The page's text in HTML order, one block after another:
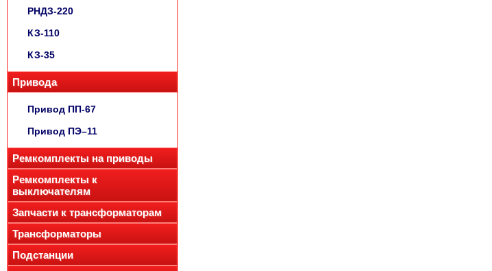
РНДЗ-220
КЗ-110
КЗ-35
Привода
Привод ПП-67
Привод ПЭ–11
Ремкомплекты на приводы
Ремкомплекты к
выключателям
Запчасти к трансформаторам
Трансформаторы
Подстанции